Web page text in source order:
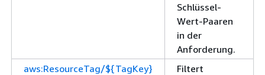
Schlüssel-
Wert-Paaren
in der
Anforderung.
aws:ResourceTag/${TagKey}
Filtert